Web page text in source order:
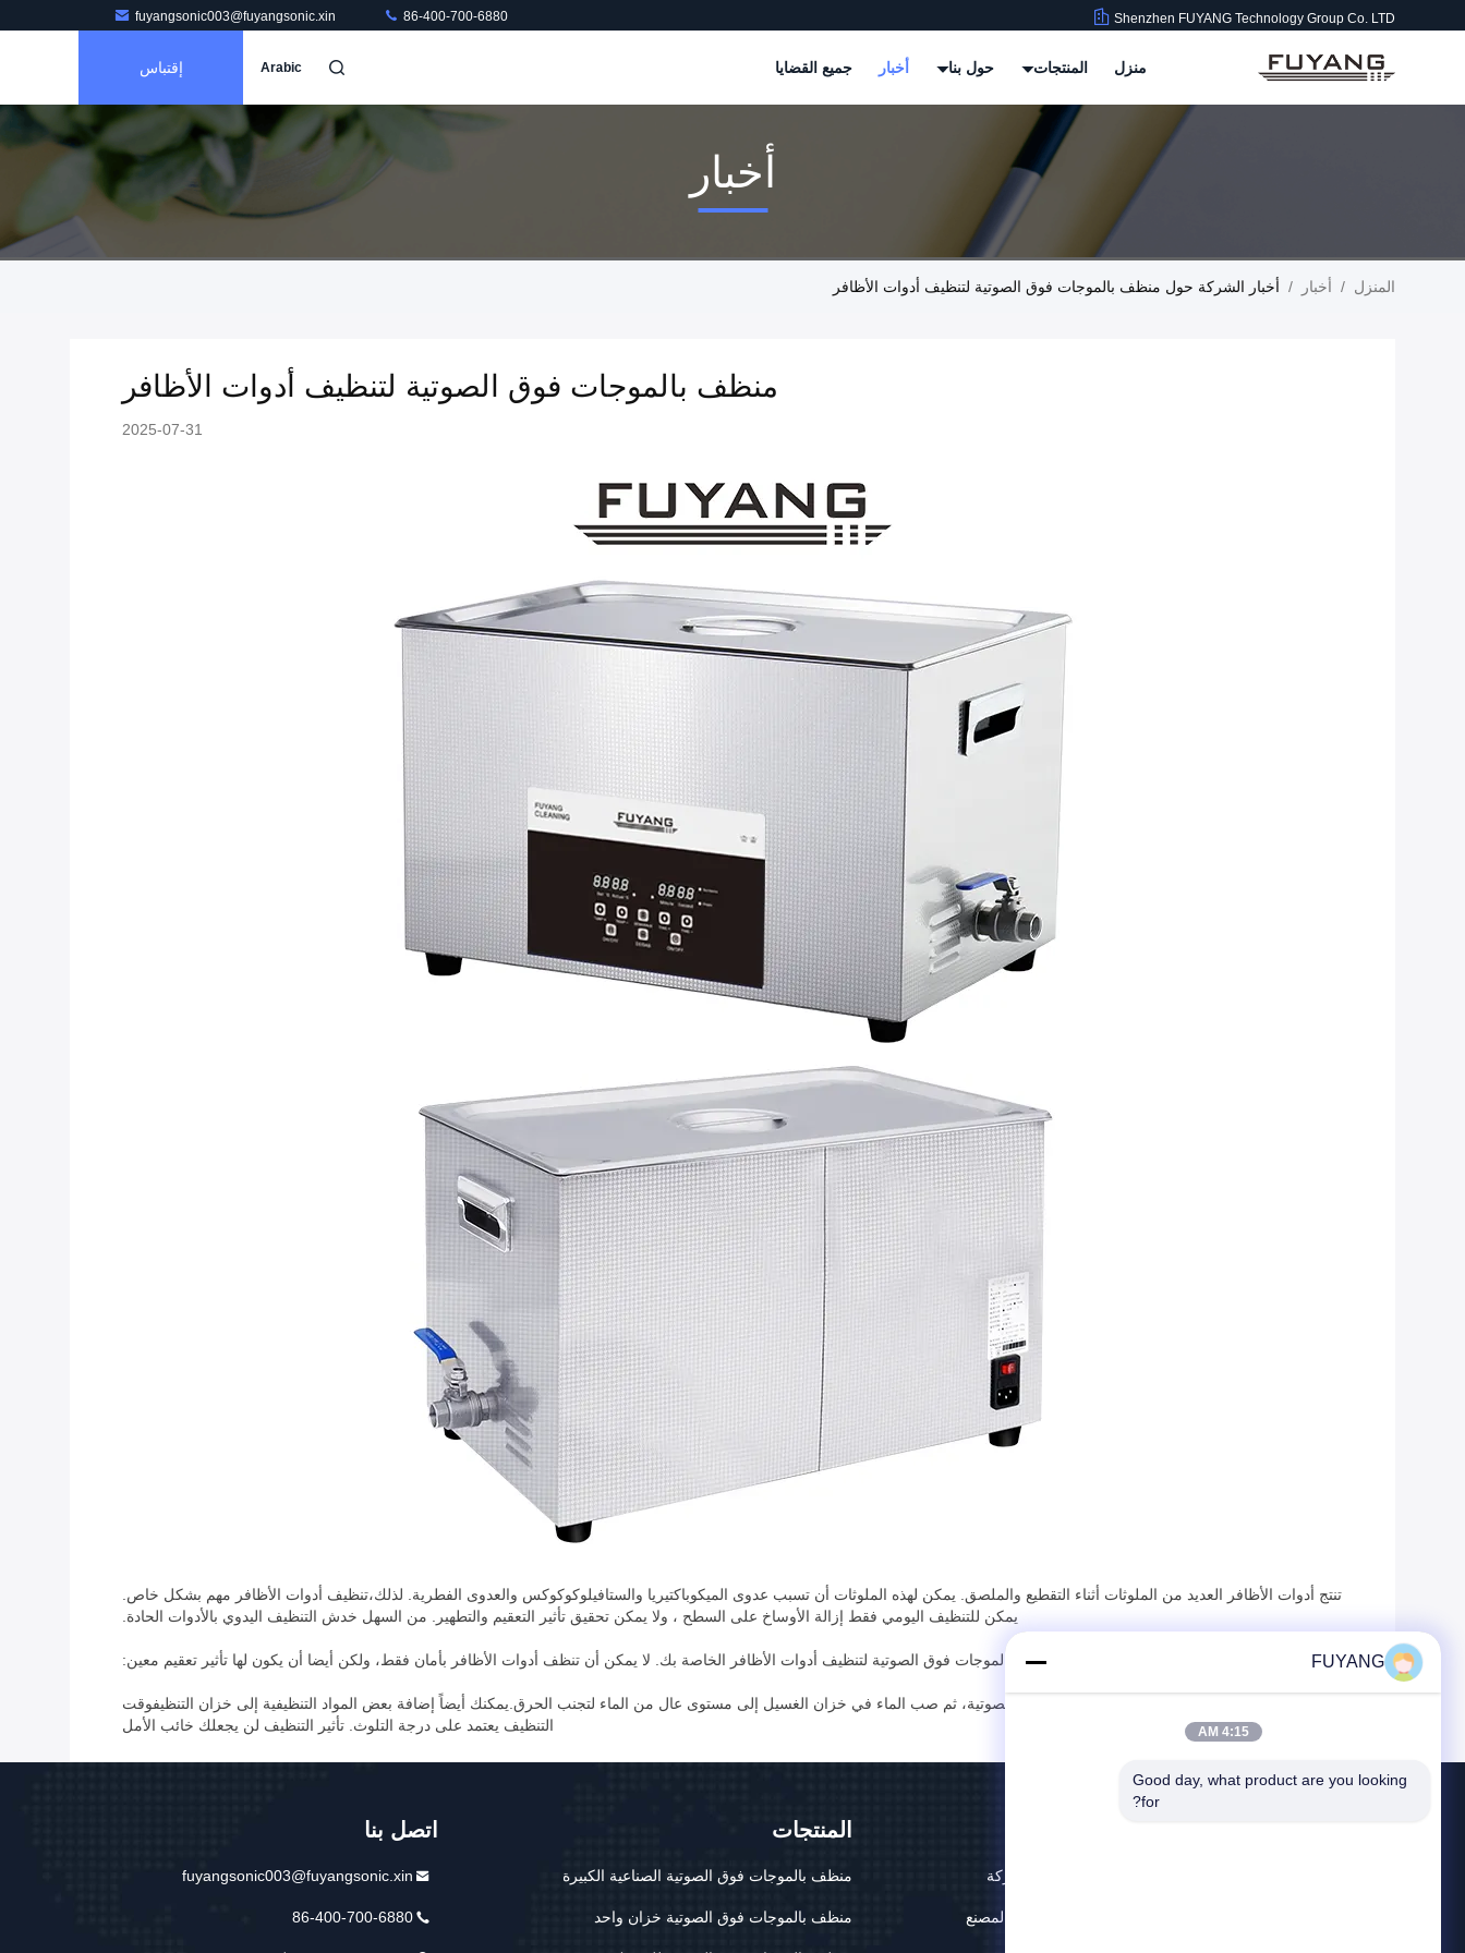
Shenzhen FUYANG Technology Group Co. LTD
fuyangsonic003@fuyangsonic.xin 86-400-700-6880
منزل المنتجات حول بنا أخبار جميع القضايا Arabic إقتباس
أخبار
المنزل / أخبار / أخبار الشركة حول منظف بالموجات فوق الصوتية لتنظيف أدوات الأظافر
منظف بالموجات فوق الصوتية لتنظيف أدوات الأظافر
2025-07-31
تنتج أدوات الأظافر العديد من الملوثات أثناء التقطيع والملصق. يمكن لهذه الملوثات أن تسبب عدوى الميكوباكتيريا والستافيلوكوكوكس والعدوى الفطرية. لذلك،تنظيف أدوات الأظافر مهم بشكل خاص.
يمكن للتنظيف اليومي فقط إزالة الأوساخ على السطح ، ولا يمكن تحقيق تأثير التعقيم والتطهير. من السهل خدش التنظيف اليدوي بالأدوات الحادة.
هنا، أود أن أوصي لكم بمنظف بالموجات فوق الصوتية لتنظيف أدوات الأظافر الخاصة بك. لا يمكن أن تنظف أدوات الأظافر بأمان فقط، ولكن أيضا أن يكون لها تأثير تعقيم معين:
أولاً، ضع العنصر داخل خزان المنظف بالموجات فوق الصوتية، ثم صب الماء في خزان الغسيل إلى مستوى عال من الماء لتجنب الحرق.يمكنك أيضاً إضافة بعض المواد التنظيفية إلى خزان التنظيفوقت
التنظيف يعتمد على درجة التلوث. تأثير التنظيف لن يجعلك خائب الأمل
ملف الشركة
جولة في المصنع
المنتجات
منظف ​​بالموجات فوق الصوتية الصناعية الكبيرة
منظف ​​بالموجات فوق الصوتية خزان واحد
اتصل بنا
fuyangsonic003@fuyangsonic.xin
86-400-700-6880
FUYANG
4:15 AM
Good day, what product are you looking
for?